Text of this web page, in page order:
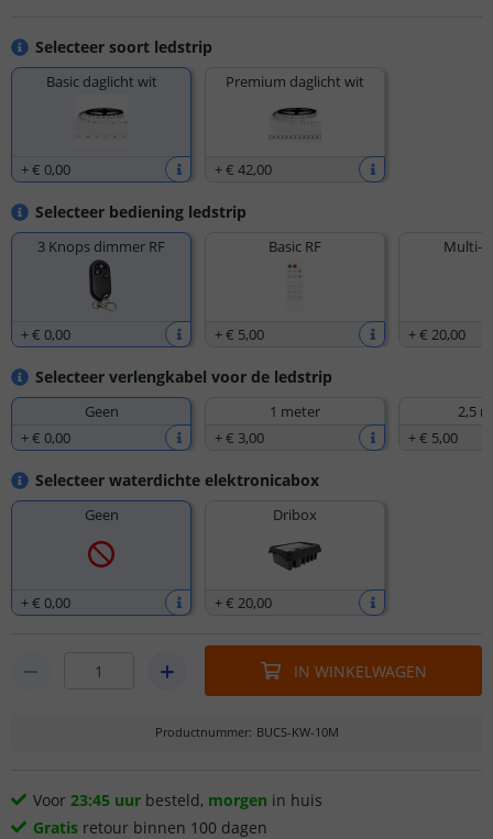
Selecteer soort ledstrip
Basic daglicht wit
+€ 0,00
Premium daglicht wit
+€ 42,00
Selecteer bediening ledstrip
3 Knops dimmer RF
+€ 0,00
Basic RF
+€ 5,00
Multi-
+€ 20,00
Selecteer verlengkabel voor de ledstrip
Geen
+€ 0,00
1 meter
+€ 3,00
2,5
+€ 5,00
Selecteer waterdichte elektronicabox
Geen
+€ 0,00
Dribox
+€ 20,00
IN WINKELWAGEN
Productnummer: BUCS-KW-10M
Voor 23:45 uur besteld, morgen in huis
Gratis retour binnen 100 dagen